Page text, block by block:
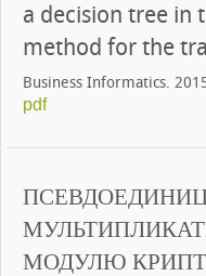
a decision tree in
method for the
Business Informatics.
pdf
МОДУЛЮ